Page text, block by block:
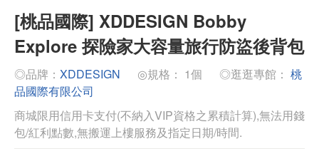
[桃品國際] XDDESIGN Bobby
Explore 探險家大容量旅行防盜後背包
◎品牌： XDDESIGN ◎規格： 1個 ◎逛逛專館： 桃
品國際有限公司
商城限用信用卡支付(不納入VIP資格之累積計算),無法用錢
包/紅利點數,無搬運上樓服務及指定日期/時間.